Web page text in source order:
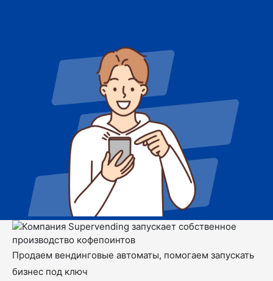
Продаем вендинговые автоматы, помогаем запускать
бизнес под ключ